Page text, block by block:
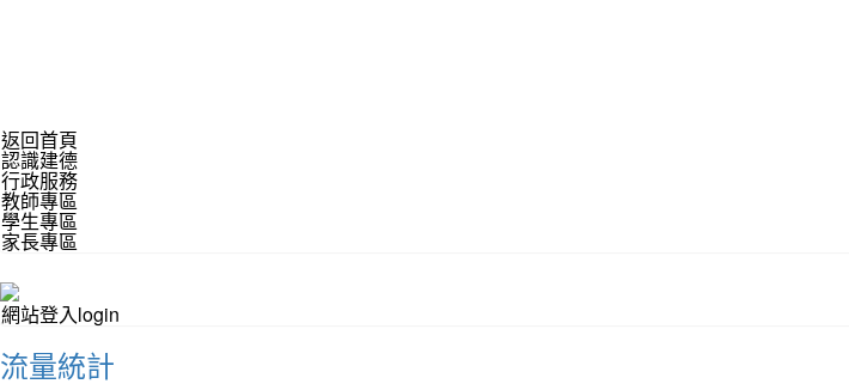
返回首頁
認識建德
行政服務
教師專區
學生專區
家長專區
網站登入login
流量統計